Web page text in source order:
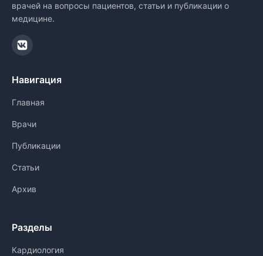
врачей на вопросы пациентов, статьи и публикации о
медицине.
Навигация
Главная
Врачи
Публикации
Статьи
Архив
Разделы
Кардиология